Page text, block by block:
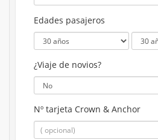
Edades pasajeros
¿Viaje de novios?
Nº tarjeta Crown & Anchor